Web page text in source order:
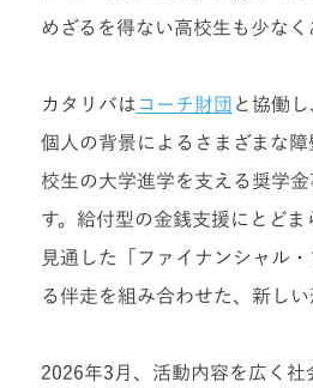
めざるを得ない高校生も少なく
カタリバは コーチ財団 と協働
個人の背景によるさまざまな
校生の大学進学を支える奨学金
す。給付型の金銭支援にとどま
見通した「ファイナンシャル
る伴走を組み合わせた、新しい
2026年3月、活動内容を広く社